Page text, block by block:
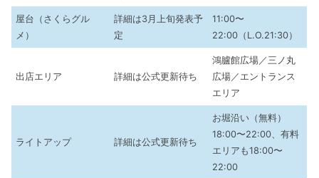
屋台（さくらグル
メ）
詳細は3月上旬発表予
定
11:00〜
22:00（L.O.21:30）
出店エリア 詳細は公式更新待ち
鴻臚館広場／三ノ丸
広場／エントランス
エリア
ライトアップ 詳細は公式更新待ち
お堀沿い（無料）
18:00〜22:00、有料
エリアも18:00〜
22:00